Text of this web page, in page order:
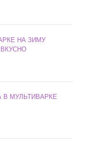
НА ЗИМУ
В МУЛЬТИВАРКЕ